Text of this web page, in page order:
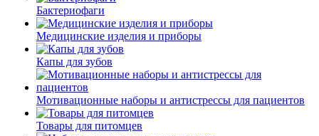
Бактериофаги
Медицинские изделия и приборы
Капы для зубов
Мотивационные наборы и антистрессы для пациентов
Товары для питомцев